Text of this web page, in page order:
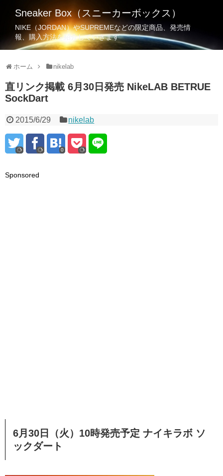
Sneaker Box（スニーカーボックス）
NIKE（JORDAN）やSUPREMEなどの限定商品、発売情
報、購入方法を紹介していきます
ホーム nikelab
直リンク掲載 6月30日発売 NikeLAB BETRUE
SockDart
2015/6/29 nikelab
0
Sponsored
6月30日（火）10時発売予定 ナイキラボ ソ
ックダート